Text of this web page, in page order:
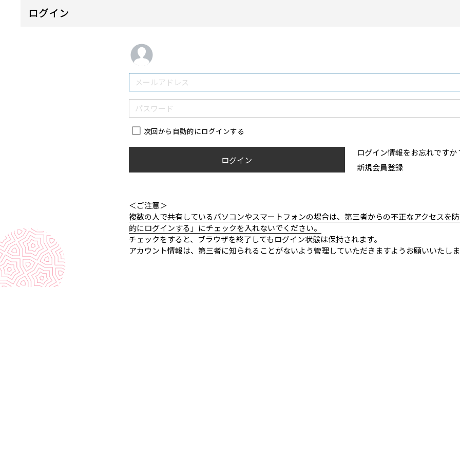
ログイン
次回から自動的にログインする
ログイン
ログイン情報をお忘れですか
新規会員登録
＜ご注意＞
複数の人で共有しているパソコンやスマートフォンの場合は、第三者からの不正なアクセスを
的にログインする」にチェックを入れないでください。
チェックをすると、ブラウザを終了してもログイン状態は保持されます。
アカウント情報は、第三者に知られることがないよう管理していただきますようお願いいたし